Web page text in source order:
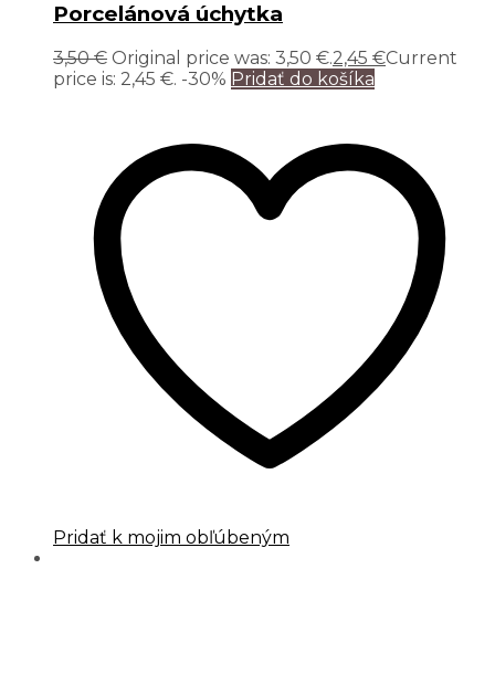
Porcelánová úchytka
3,50€ Original price was: 3,50 €.2,45 €Current
price is: 2,45 €. -30% Pridať do košíka
Pridať k mojim obľúbeným